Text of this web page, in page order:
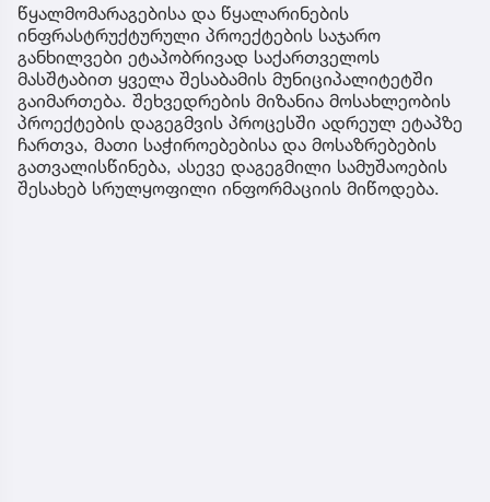
წყალმომარაგებისა და წყალარინების
ინფრასტრუქტურული პროექტების საჯარო
განხილვები ეტაპობრივად საქართველოს
მასშტაბით ყველა შესაბამის მუნიციპალიტეტში
გაიმართება. შეხვედრების მიზანია მოსახლეობის
პროექტების დაგეგმვის პროცესში ადრეულ ეტაპზე
ჩართვა, მათი საჭიროებებისა და მოსაზრებების
გათვალისწინება, ასევე დაგეგმილი სამუშაოების
შესახებ სრულყოფილი ინფორმაციის მიწოდება.